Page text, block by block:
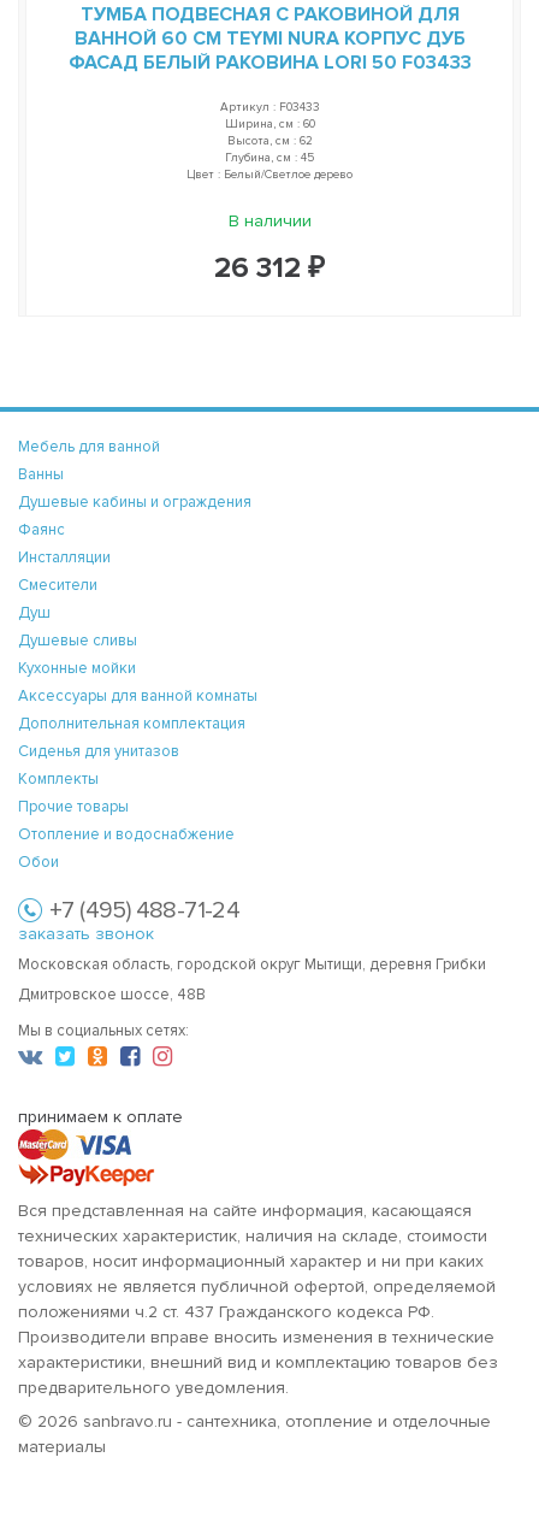
ТУМБА ПОДВЕСНАЯ С РАКОВИНОЙ ДЛЯ
ВАННОЙ 60 СМ TEYMI NURA КОРПУС ДУБ
ФАСАД БЕЛЫЙ РАКОВИНА LORI 50 F03433
Артикул : F03433
Ширина, см : 60
Высота, см : 62
Глубина, см : 45
Цвет : Белый/Светлое дерево
В наличии
26 312 ₽
Мебель для ванной
Ванны
Душевые кабины и ограждения
Фаянс
Инсталляции
Смесители
Душ
Душевые сливы
Кухонные мойки
Аксессуары для ванной комнаты
Дополнительная комплектация
Сиденья для унитазов
Комплекты
Прочие товары
Отопление и водоснабжение
Обои
+7 (495) 488-71-24
заказать звонок
Московская область, городской округ Мытищи, деревня Грибки
Дмитровское шоссе, 48В
Мы в социальных сетях:
принимаем к оплате
Вся представленная на сайте информация, касающаяся
технических характеристик, наличия на складе, стоимости
товаров, носит информационный характер и ни при каких
условиях не является публичной офертой, определяемой
положениями ч.2 ст. 437 Гражданского кодекса РФ.
Производители вправе вносить изменения в технические
характеристики, внешний вид и комплектацию товаров без
предварительного уведомления.
© 2026 sanbravo.ru - сантехника, отопление и отделочные
материалы